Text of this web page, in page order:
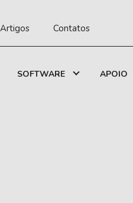
Artigos Contatos
SOFTWARE APOIO